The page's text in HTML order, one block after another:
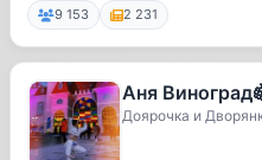
9 153 2 231
Аня
Доярочка и